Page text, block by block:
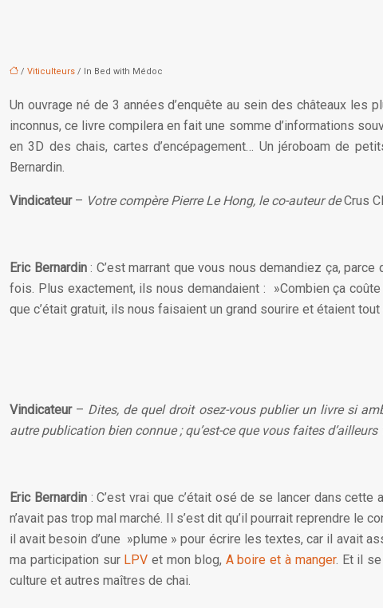
/ Viticulteurs / In Bed with Médoc
Un ouvrage né de 3 années d’enquête au sein des châteaux
inconnus, ce livre compilera en fait une somme d’informations
en 3D des chais, cartes d’encépagement… Un jéroboam de
Bernardin.
Vindicateur– Votre compère Pierre Le Hong, le co-auteur deCrus
Eric Bernardin: C’est marrant que vous nous demandiez ça,
fois. Plus exactement, ils nous demandaient : »Combien ça
que c’était gratuit, ils nous faisaient un grand sourire et étaient
Vindicateur– Dites, de quel droit osez-vous publier un livre si
autre publication bien connue ; qu’est-ce que vous faites d’ailleurs
Eric Bernardin : C’est vrai que c’était osé de se lancer dans
n’avait pas trop mal marché. Il s’est dit qu’il pourrait reprendre
il avait besoin d’une »plume » pour écrire les textes, car il avait
ma participation sur LPV et mon blog, A boire et à manger. Et il
culture et autres maîtres de chai.